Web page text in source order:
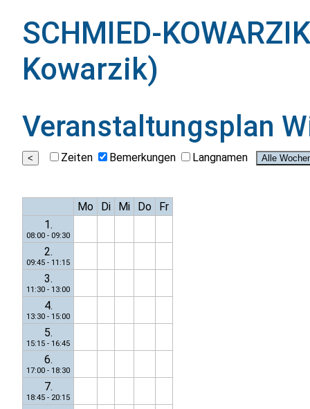
SCHMIED-
Kowarzik)
Veranstaltungsplan
Zeiten Bemerkungen Langnamen
Mo Di Mi Do
Fr
1.
08:00 - 09:30
2.
09:45 - 11:15
3.
11:30 - 13:00
4.
13:30 - 15:00
5.
15:15 - 16:45
6.
17:00 - 18:30
7.
18:45 - 20:15